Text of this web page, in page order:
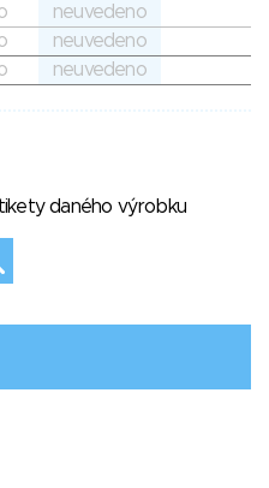
neuvedeno
neuvedeno
neuvedeno
daného výrobku